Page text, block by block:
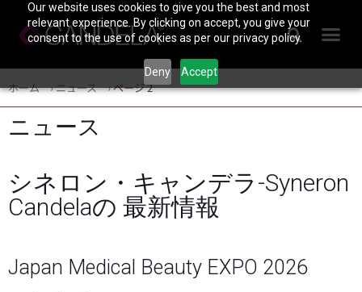
Our website uses cookies to give you the best and most
relevant experience. By clicking on accept, you give your
consent to the use of cookies as per our privacy policy.
Deny Accept
ホーム ›ニュース ›ページ 2
ニュース
シネロン・キャンデラ-Syneron
Candelaの 最新情報
Japan Medical Beauty EXPO 2026